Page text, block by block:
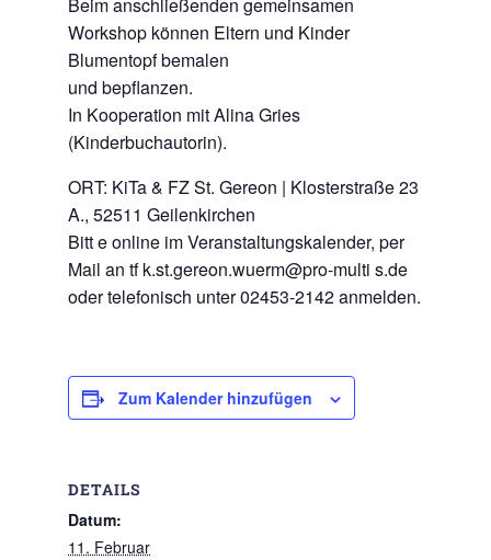
Workshop können Eltern und Kinder
Blumentopf bemalen
und bepflanzen.
In Kooperation mit Alina Gries
(Kinderbuchautorin).
ORT: KiTa & FZ St. Gereon | Klosterstraße 23
A., 52511 Geilenkirchen
Bitt e online im Veranstaltungskalender, per
Mail an tf k.st.gereon.wuerm@pro-multi s.de
oder telefonisch unter 02453-2142 anmelden.
Zum Kalender hinzufügen
DETAILS
Datum:
11. Februar